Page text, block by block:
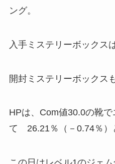
ング。
入手ミステリーボックス
開封ミステリーボックス
HPは、Com値30.0の靴
て 26.21％（－0.74％）